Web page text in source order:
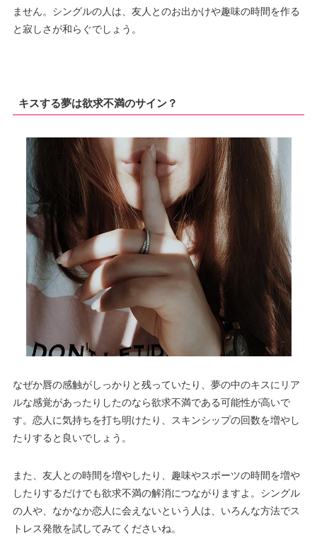
ません。シングルの人は、友人とのお出かけや趣味の時間を作る
と寂しさが和らぐでしょう。
キスする夢は欲求不満のサイン？
なぜか唇の感触がしっかりと残っていたり、夢の中のキスにリア
ルな感覚があったりしたのなら欲求不満である可能性が高いで
す。恋人に気持ちを打ち明けたり、スキンシップの回数を増やし
たりすると良いでしょう。
また、友人との時間を増やしたり、趣味やスポーツの時間を増や
したりするだけでも欲求不満の解消につながりますよ。シングル
の人や、なかなか恋人に会えないという人は、いろんな方法でス
トレス発散を試してみてくださいね。